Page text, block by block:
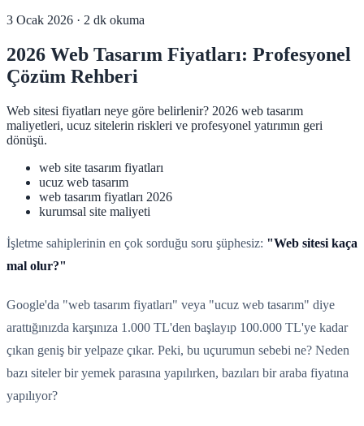
3 Ocak 2026 · 2 dk okuma
2026 Web Tasarım Fiyatları: Profesyonel
Çözüm Rehberi
Web sitesi fiyatları neye göre belirlenir? 2026 web tasarım
maliyetleri, ucuz sitelerin riskleri ve profesyonel yatırımın geri
dönüşü.
web site tasarım fiyatları
ucuz web tasarım
web tasarım fiyatları 2026
kurumsal site maliyeti
İşletme sahiplerinin en çok sorduğu soru şüphesiz: "Web sitesi kaça
mal olur?"
Google'da "web tasarım fiyatları" veya "ucuz web tasarım" diye
arattığınızda karşınıza 1.000 TL'den başlayıp 100.000 TL'ye kadar
çıkan geniş bir yelpaze çıkar. Peki, bu uçurumun sebebi ne? Neden
bazı siteler bir yemek parasına yapılırken, bazıları bir araba fiyatına
yapılıyor?